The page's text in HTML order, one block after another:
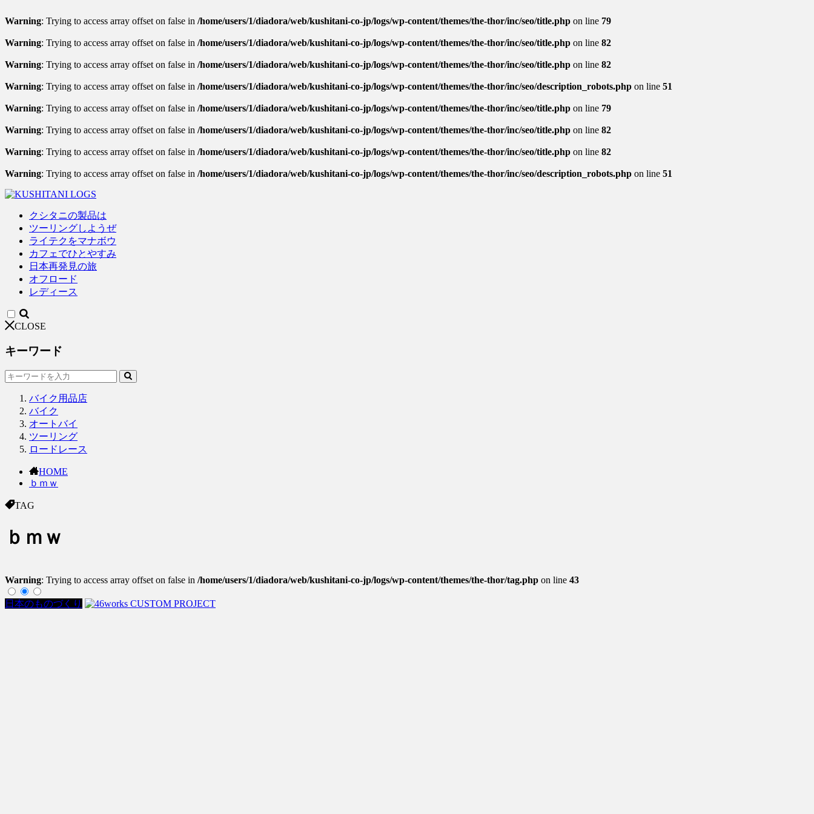
Warning: Trying to access array offset on false in /home/users/1/diadora/web/kushitani-co-jp/logs/wp-content/themes/the-thor/inc/seo/title.php on line 79
Warning: Trying to access array offset on false in /home/users/1/diadora/web/kushitani-co-jp/logs/wp-content/themes/the-thor/inc/seo/title.php on line 82
Warning: Trying to access array offset on false in /home/users/1/diadora/web/kushitani-co-jp/logs/wp-content/themes/the-thor/inc/seo/title.php on line 82
Warning: Trying to access array offset on false in /home/users/1/diadora/web/kushitani-co-jp/logs/wp-content/themes/the-thor/inc/seo/description_robots.php on line 51
Warning: Trying to access array offset on false in /home/users/1/diadora/web/kushitani-co-jp/logs/wp-content/themes/the-thor/inc/seo/title.php on line 79
Warning: Trying to access array offset on false in /home/users/1/diadora/web/kushitani-co-jp/logs/wp-content/themes/the-thor/inc/seo/title.php on line 82
Warning: Trying to access array offset on false in /home/users/1/diadora/web/kushitani-co-jp/logs/wp-content/themes/the-thor/inc/seo/title.php on line 82
Warning: Trying to access array offset on false in /home/users/1/diadora/web/kushitani-co-jp/logs/wp-content/themes/the-thor/inc/seo/description_robots.php on line 51
クシタニの製品は
ツーリングしようぜ
ライテクをマナボウ
カフェでひとやすみ
日本再発見の旅
オフロード
レディース
CLOSE
キーワード
バイク用品店
バイク
オートバイ
ツーリング
ロードレース
HOME
ｂｍｗ
TAG
ｂｍｗ
Warning: Trying to access array offset on false in /home/users/1/diadora/web/kushitani-co-jp/logs/wp-content/themes/the-thor/tag.php on line 43
日本のものづくり